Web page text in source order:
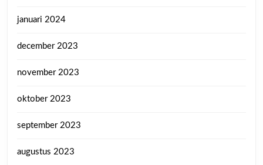
januari 2024
december 2023
november 2023
oktober 2023
september 2023
augustus 2023